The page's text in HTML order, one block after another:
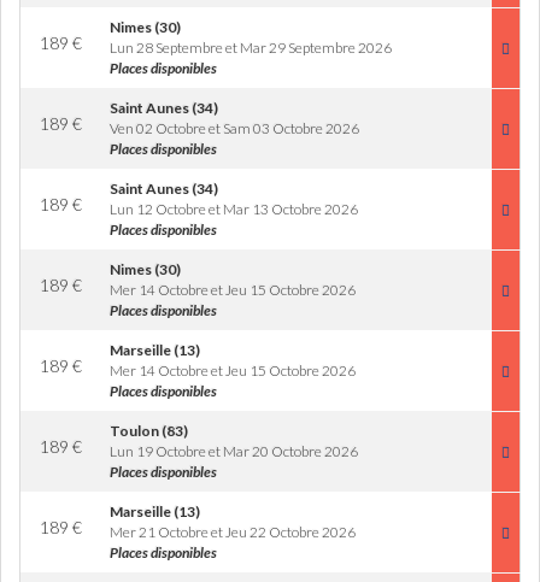
189 €
Nimes (30)
Lun 28 Septembre et Mar 29 Septembre 2026
Places disponibles
189 €
Saint Aunes (34)
Ven 02 Octobre et Sam 03 Octobre 2026
Places disponibles
189 €
Saint Aunes (34)
Lun 12 Octobre et Mar 13 Octobre 2026
Places disponibles
189 €
Nimes (30)
Mer 14 Octobre et Jeu 15 Octobre 2026
Places disponibles
189 €
Marseille (13)
Mer 14 Octobre et Jeu 15 Octobre 2026
Places disponibles
189 €
Toulon (83)
Lun 19 Octobre et Mar 20 Octobre 2026
Places disponibles
189 €
Marseille (13)
Mer 21 Octobre et Jeu 22 Octobre 2026
Places disponibles